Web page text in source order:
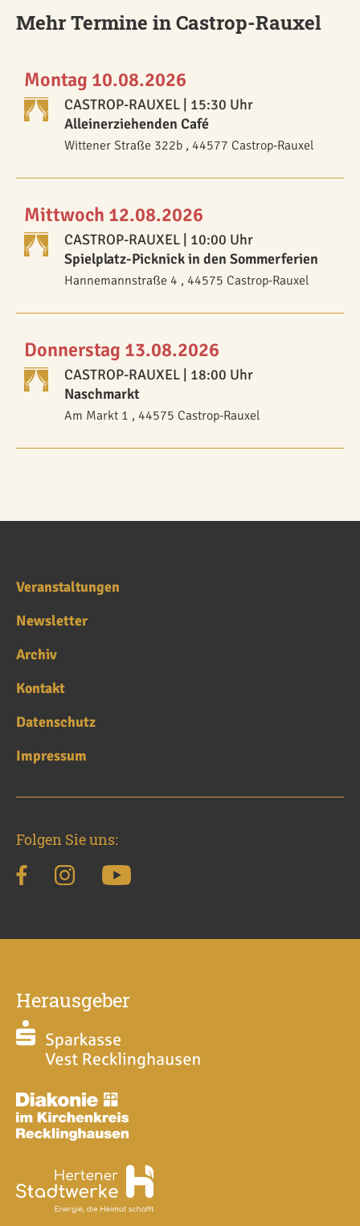
Mehr Termine in Castrop-Rauxel
Montag 10.08.2026
CASTROP-RAUXEL | 15:30 Uhr
Alleinerziehenden Café
Wittener Straße 322b , 44577 Castrop-Rauxel
Mittwoch 12.08.2026
CASTROP-RAUXEL | 10:00 Uhr
Spielplatz-Picknick in den Sommerferien
Hannemannstraße 4 , 44575 Castrop-Rauxel
Donnerstag 13.08.2026
CASTROP-RAUXEL | 18:00 Uhr
Naschmarkt
Am Markt 1 , 44575 Castrop-Rauxel
Veranstaltungen
Newsletter
Archiv
Kontakt
Datenschutz
Impressum
Folgen Sie uns:
Herausgeber